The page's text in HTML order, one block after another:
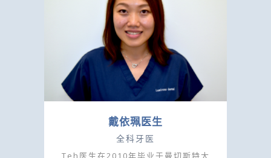
戴依珮医生
全科牙医
Teh医生在2010年毕业于曼切斯特大